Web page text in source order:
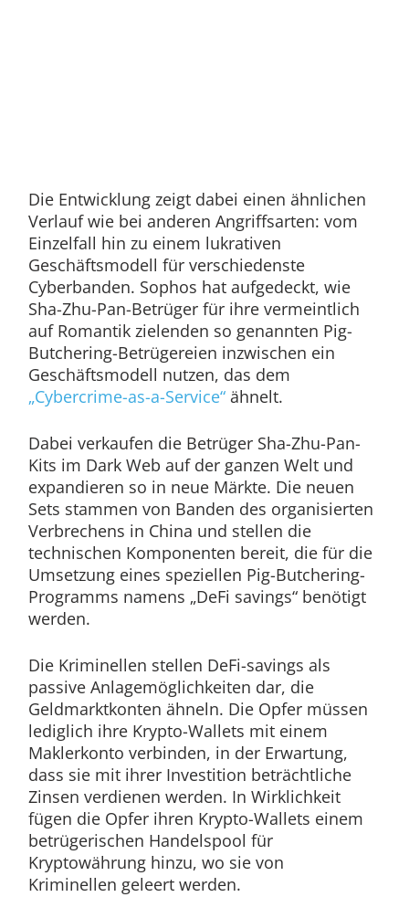
Die Entwicklung zeigt dabei einen ähnlichen
Verlauf wie bei anderen Angriffsarten: vom
Einzelfall hin zu einem lukrativen
Geschäftsmodell für verschiedenste
Cyberbanden. Sophos hat aufgedeckt, wie
Sha-Zhu-Pan-Betrüger für ihre vermeintlich
auf Romantik zielenden so genannten Pig-
Butchering-Betrügereien inzwischen ein
Geschäftsmodell nutzen, das dem
„Cybercrime-as-a-Service“ähnelt.
Dabei verkaufen die Betrüger Sha-Zhu-Pan-
Kits im Dark Web auf der ganzen Welt und
expandieren so in neue Märkte. Die neuen
Sets stammen von Banden des organisierten
Verbrechens in China und stellen die
technischen Komponenten bereit, die für die
Umsetzung eines speziellen Pig-Butchering-
Programms namens „DeFi savings“ benötigt
werden.
Die Kriminellen stellen DeFi-savings als
passive Anlagemöglichkeiten dar, die
Geldmarktkonten ähneln. Die Opfer müssen
lediglich ihre Krypto-Wallets mit einem
Maklerkonto verbinden, in der Erwartung,
dass sie mit ihrer Investition beträchtliche
Zinsen verdienen werden. In Wirklichkeit
fügen die Opfer ihren Krypto-Wallets einem
betrügerischen Handelspool für
Kryptowährung hinzu, wo sie von
Kriminellen geleert werden.